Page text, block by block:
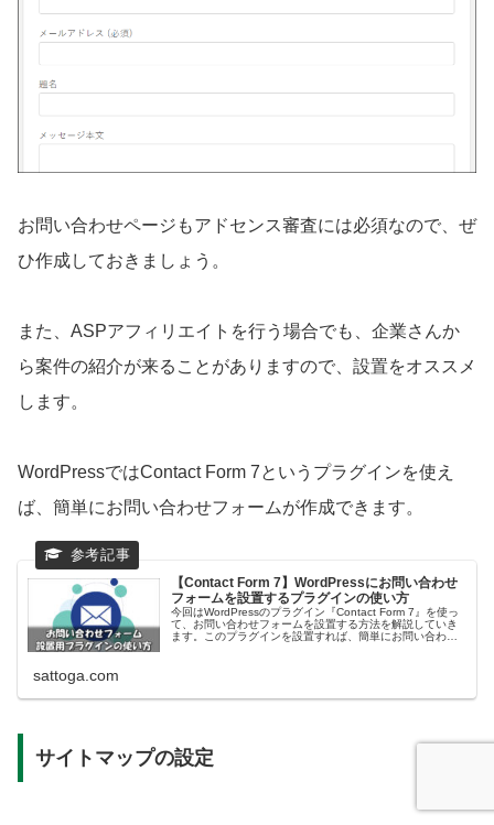
お問い合わせページもアドセンス審査には必須なので、ぜ
ひ作成しておきましょう。
また、ASPアフィリエイトを行う場合でも、企業さんか
ら案件の紹介が来ることがありますので、設置をオススメ
します。
WordPressではContact Form 7というプラグインを使え
ば、簡単にお問い合わせフォームが作成できます。
【Contact Form 7】WordPressにお問い合わせ
フォームを設置するプラグインの使い方
今回はWordPressのプラグイン『Contact Form 7』を使っ
て、お問い合わせフォームを設置する方法を解説していき
ます。このプラグインを設置すれば、簡単にお問い合わせ
sattoga.com
サイトマップの設定